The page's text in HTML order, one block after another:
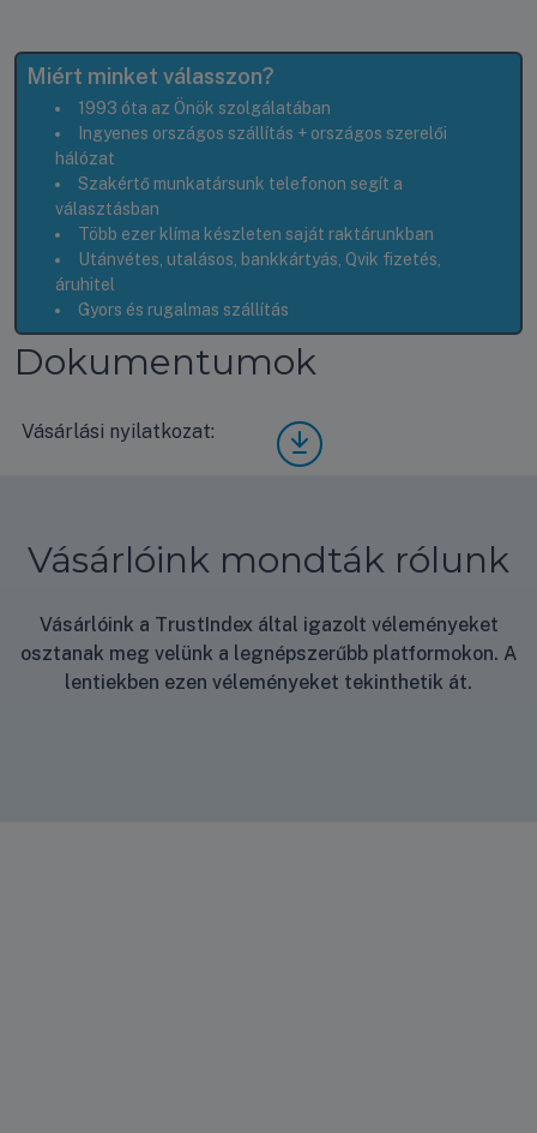
Miért minket válasszon?
1993 óta az Önök szolgálatában
Ingyenes országos szállítás + országos szerelői
hálózat
Szakértő munkatársunk telefonon segít a
választásban
Több ezer klíma készleten saját raktárunkban
Utánvétes, utalásos, bankkártyás, Qvik fizetés,
áruhitel
Gyors és rugalmas szállítás
Dokumentumok
Vásárlási nyilatkozat:
Vásá
rlási
Vásárlóink mondták rólunk
Vásárlóink a TrustIndex által igazolt véleményeket
osztanak meg velünk a legnépszerűbb platformokon. A
lentiekben ezen véleményeket tekinthetik át.